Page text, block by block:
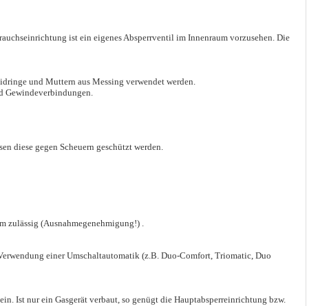
ist ein eigenes Absperrventil im Innenraum vorzusehen. Die
und Muttern aus Messing verwendet werden.
Gewindeverbindungen.
diese gegen Scheuern geschützt werden.
zulässig (Ausnahmegenehmigung!) .
einer Umschaltautomatik (z.B. Duo-Comfort, Triomatic, Duo
Ist nur ein Gasgerät verbaut, so genügt die Hauptabsperreinrichtung bzw.